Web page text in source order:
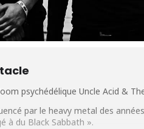
psychédélique Uncle Acid &
par le heavy metal des
à du Black Sabbath ».